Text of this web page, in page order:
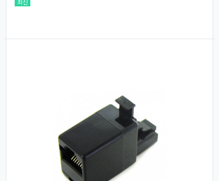
최신